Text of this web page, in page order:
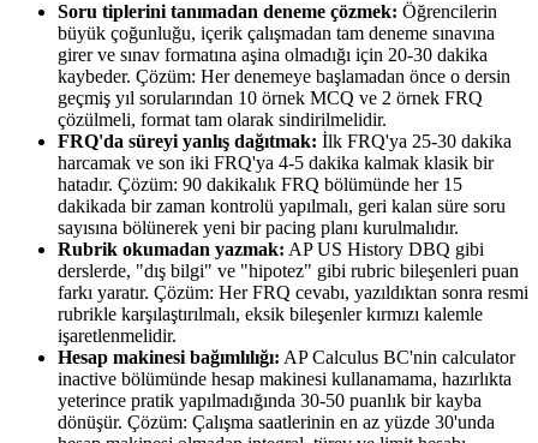
Soru tiplerini tanımadan deneme çözmek: Öğrencilerin
büyük çoğunluğu, içerik çalışmadan tam deneme sınavına
girer ve sınav formatına aşina olmadığı için 20-30 dakika
kaybeder. Çözüm: Her denemeye başlamadan önce o dersin
geçmiş yıl sorularından 10 örnek MCQ ve 2 örnek FRQ
çözülmeli, format tam olarak sindirilmelidir.
FRQ'da süreyi yanlış dağıtmak: İlk FRQ'ya 25-30 dakika
harcamak ve son iki FRQ'ya 4-5 dakika kalmak klasik bir
hatadır. Çözüm: 90 dakikalık FRQ bölümünde her 15
dakikada bir zaman kontrolü yapılmalı, geri kalan süre soru
sayısına bölünerek yeni bir pacing planı kurulmalıdır.
Rubrik okumadan yazmak: AP US History DBQ gibi
derslerde, "dış bilgi" ve "hipotez" gibi rubric bileşenleri puan
farkı yaratır. Çözüm: Her FRQ cevabı, yazıldıktan sonra resmi
rubrikle karşılaştırılmalı, eksik bileşenler kırmızı kalemle
işaretlenmelidir.
Hesap makinesi bağımlılığı: AP Calculus BC'nin calculator
inactive bölümünde hesap makinesi kullanamama, hazırlıkta
yeterince pratik yapılmadığında 30-50 puanlık bir kayba
dönüşür. Çözüm: Çalışma saatlerinin en az yüzde 30'unda